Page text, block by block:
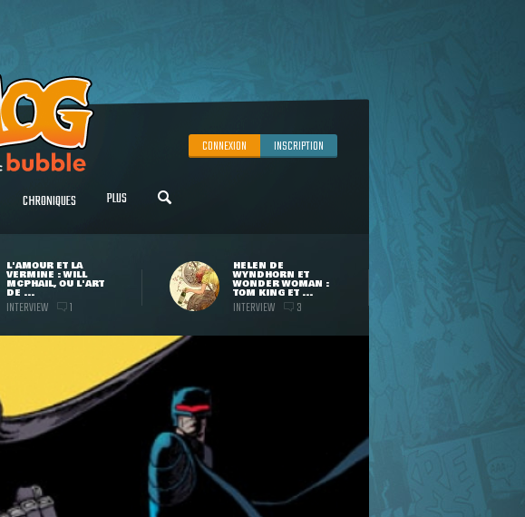
CONNEXION INSCRIPTION
CHRONIQUES PLUS
L'AMOUR ET LA
VERMINE : WILL
MCPHAIL, OU L'ART
DE ...
INTERVIEW 1
HELEN DE
WYNDHORN ET
WONDER WOMAN :
TOM KING ET ...
INTERVIEW 3